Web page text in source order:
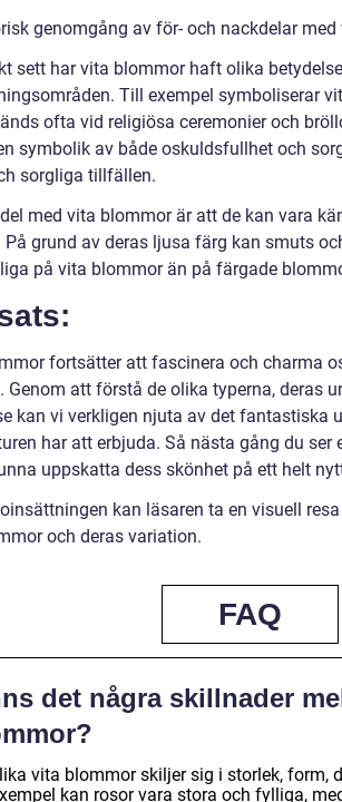
genomgång av för- och nackdelar
sett har vita blommor haft olika
Till exempel symboliserar
ofta vid religiösa ceremonier och
symbolik av både oskuldsfullhet och
sorgliga tillfällen.
med vita blommor är att de kan vara
På grund av deras ljusa färg kan smuts
på vita blommor än på färgade
fortsätter att fascinera och charma
Genom att förstå de olika typerna, deras
kan vi verkligen njuta av det fantastiska
har att erbjuda. Så nästa gång du ser
uppskatta dess skönhet på ett helt
kan läsaren ta en visuell
och deras variation.
FAQ
det några skillnader
vita blommor skiljer sig i storlek, form,
kan rosor vara stora och fylliga,